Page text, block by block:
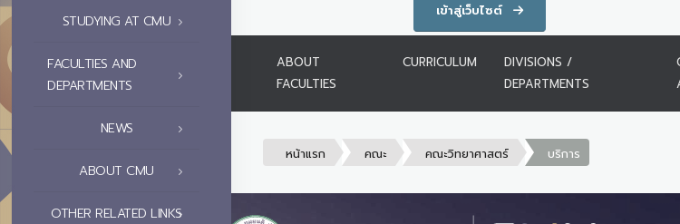
STUDYING AT CMU
FACULTIES AND
DEPARTMENTS
NEWS
ABOUT CMU
OTHER RELATED LINKS
เข้าสู่เว็บไซต์
ABOUT
FACULTIES
CURRICULUM
DIVISIONS /
DEPARTMENTS
หน้าแรก คณะ คณะวิทยาศาสตร์ บริการ